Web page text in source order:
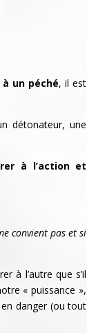
un péché, il est
détonateur, une
à l’action et
convient pas et si
à l’autre que s’il
« puissance »,
danger (ou tout